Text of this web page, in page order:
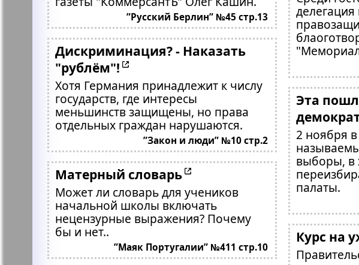
”Русский Берлин” №45 стр.13
Дискриминация? - Наказать
"рублём"!
Хотя Германия принадлежит к числу
государств, где интересы
меньшинств защищены, но права
отдельных граждан нарушаются.
”Закон и люди” №10 стр.2
Матерный словарь
Может ли словарь для учеников
начальной школы включать
нецензурные выражения? Почему
бы и нет..
”Маяк Португалии” №411 стр.10
Эта
2 ноября
выборы, в
палаты.
Курс на